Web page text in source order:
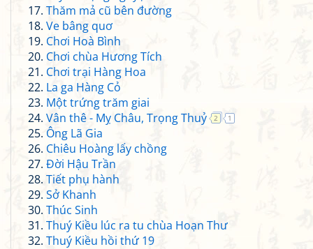
Thăm mả cũ bên đường
Ve bâng quơ
Chơi Hoà Bình
Chơi chùa Hương Tích
Chơi trại Hàng Hoa
La ga Hàng Cỏ
Một trứng trăm giai
Vân thê - Mỵ Châu, Trọng Thuỷ
2 1
Ông Lã Gia
Chiêu Hoàng lấy chồng
Đời Hậu Trần
Tiết phụ hành
Sở Khanh
Thúc Sinh
Thuý Kiều lúc ra tu chùa Hoạn Thư
Thuý Kiều hồi thứ 19